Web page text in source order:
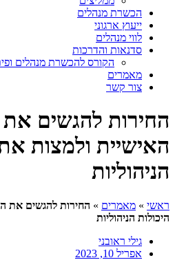
הכשרת מנהלים
ייעוץ ארגוני
לווי מנהלים
סדנאות והדרכות
הקורס להכשרת מנהלים
מאמרים
צור קשר
החירות להגשים
האישיית ולמצות
הניהוליות
ראשי » מאמרים » החירות להגשים את
היכולות הניהוליות
גילי ראובני
אפריל 10, 2023